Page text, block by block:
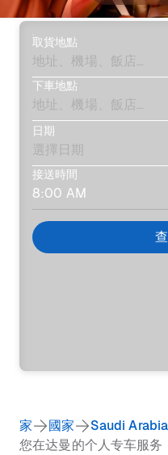
取貨地點
下車地點
日期
接送時間
家 國家 Saudi Arabia
您在达曼的个人专车服务